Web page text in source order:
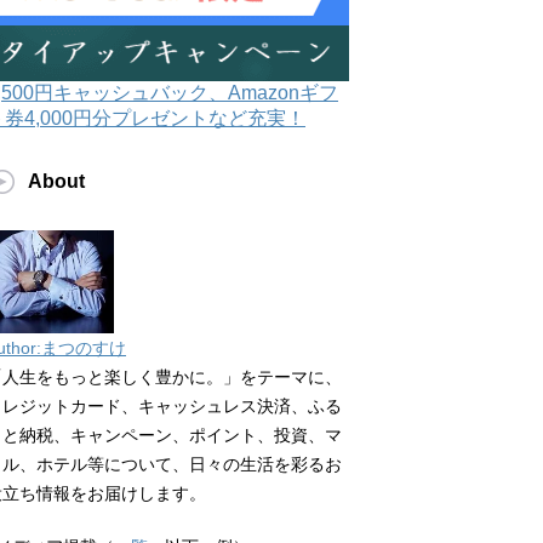
円キャッシュバック、Amazonギフ
券4,000円分プレゼントなど充実！
About
まつのすけ
生をもっと楽しく豊かに。」をテーマに、
ジットカード、キャッシュレス決済、ふる
納税、キャンペーン、ポイント、投資、マ
、ホテル等について、日々の生活を彩るお
ち情報をお届けします。